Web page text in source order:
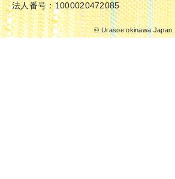
法人番号：1000020472085
© Urasoe okinawa Japan.